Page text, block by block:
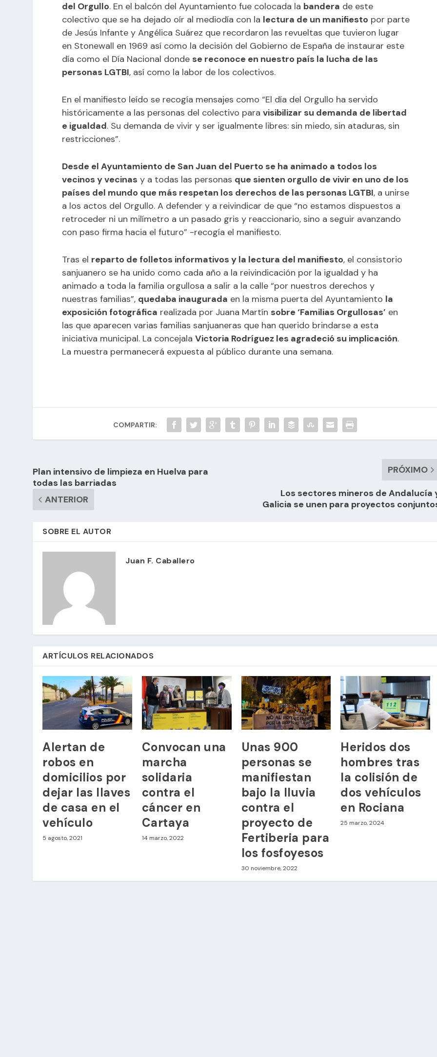
del Orgullo. En el balcón del Ayuntamiento fue colocada la bandera de este
colectivo que se ha dejado oír al mediodía con la lectura de un manifiesto por parte
de Jesús Infante y Angélica Suárez que recordaron las revueltas que tuvieron lugar
en Stonewall en 1969 así como la decisión del Gobierno de España de instaurar este
día como el Día Nacional donde se reconoce en nuestro país la lucha de las
personas LGTBI, así como la labor de los colectivos.
En el manifiesto leído se recogía mensajes como “El día del Orgullo ha servido
históricamente a las personas del colectivo paravisibilizar su demanda de libertad
e igualdad. Su demanda de vivir y ser igualmente libres: sin miedo, sin ataduras, sin
restricciones”.
Desde el Ayuntamiento de San Juan del Puerto se ha animado a todos los
vecinos y vecinas y a todas las personas que sienten orgullo de vivir en uno de los
países del mundo que más respetan los derechos de las personas LGTBI, a unirse
a los actos del Orgullo. A defender y a reivindicar de que “no estamos dispuestos a
retroceder ni un milímetro a un pasado gris y reaccionario, sino a seguir avanzando
con paso firma hacia el futuro” -recogía el manifiesto.
Tras el reparto de folletos informativos y la lectura del manifiesto, el consistorio
sanjuanero se ha unido como cada año a la reivindicación por la igualdad y ha
animado a toda la familia orgullosa a salir a la calle “por nuestros derechos y
nuestras familias”, quedaba inaugurada en la misma puerta del Ayuntamiento la
exposición fotográfica realizada por Juana Martín sobre ‘Familias Orgullosas’ en
las que aparecen varias familias sanjuaneras que han querido brindarse a esta
iniciativa municipal. La concejalaVictoria Rodríguez les agradeció su implicación.
La muestra permanecerá expuesta al público durante una semana.
COMPARTIR:
Plan intensivo de limpieza en Huelva para
todas las barriadas
ANTERIOR
PRÓXIMO
Los sectores mineros de Andalucía
Galicia se unen para proyectos
SOBRE EL AUTOR
Juan F. Caballero
ARTÍCULOS RELACIONADOS
Alertan de
robos en
domicilios por
dejar las llaves
de casa en el
vehículo
5 agosto, 2021
Convocan una
marcha
solidaria
contra el
cáncer en
Cartaya
14 marzo, 2022
Unas 900
personas se
manifiestan
bajo la lluvia
contra el
proyecto de
Fertiberia para
los fosfoyesos
30 noviembre, 2022
Heridos dos
hombres tras
la colisión de
dos vehículos
en Rociana
25 marzo, 2024